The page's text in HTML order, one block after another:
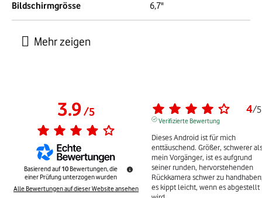
Bildschirmgrösse 6,7"
3.9/5
Basierend auf10 Bewertungen, die
einer Prüfung unterzogen wurden
Alle Bewertungen auf dieser Website ansehen
4/5
Verifizierte Bewertung
Dieses Android ist für mich
enttäuschend. Größer, schwerer als
mein Vorgänger, ist es aufgrund
seiner runden, hervorstehenden
Rückkamera schwer zu
es kippt leicht, wenn es abgestellt